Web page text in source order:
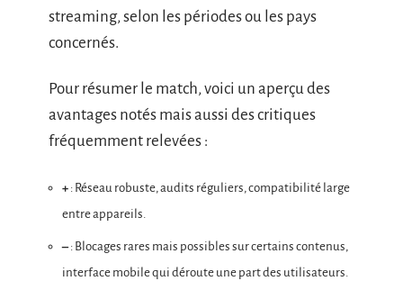
streaming, selon les périodes ou les pays
concernés.
Pour résumer le match, voici un aperçu des
avantages notés mais aussi des critiques
fréquemment relevées :
+ : Réseau robuste, audits réguliers, compatibilité large
entre appareils.
–: Blocages rares mais possibles sur certains contenus,
interface mobile qui déroute une part des utilisateurs.